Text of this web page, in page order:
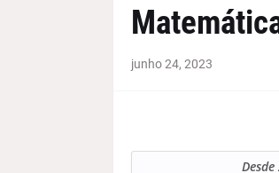
junho 24, 2023